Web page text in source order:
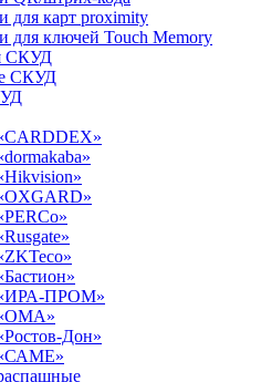
для карт proximity
для ключей Touch Memory
СКУД
СКУД
ПРОМ»
Дон»